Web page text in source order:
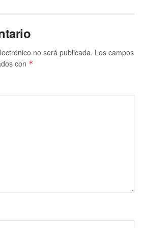
no será publicada. Los campos
con *